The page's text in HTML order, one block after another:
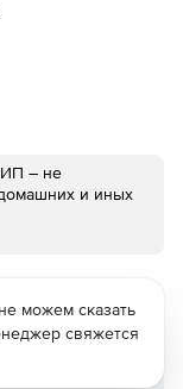
ИП – не
и иных
можем сказать
свяжется